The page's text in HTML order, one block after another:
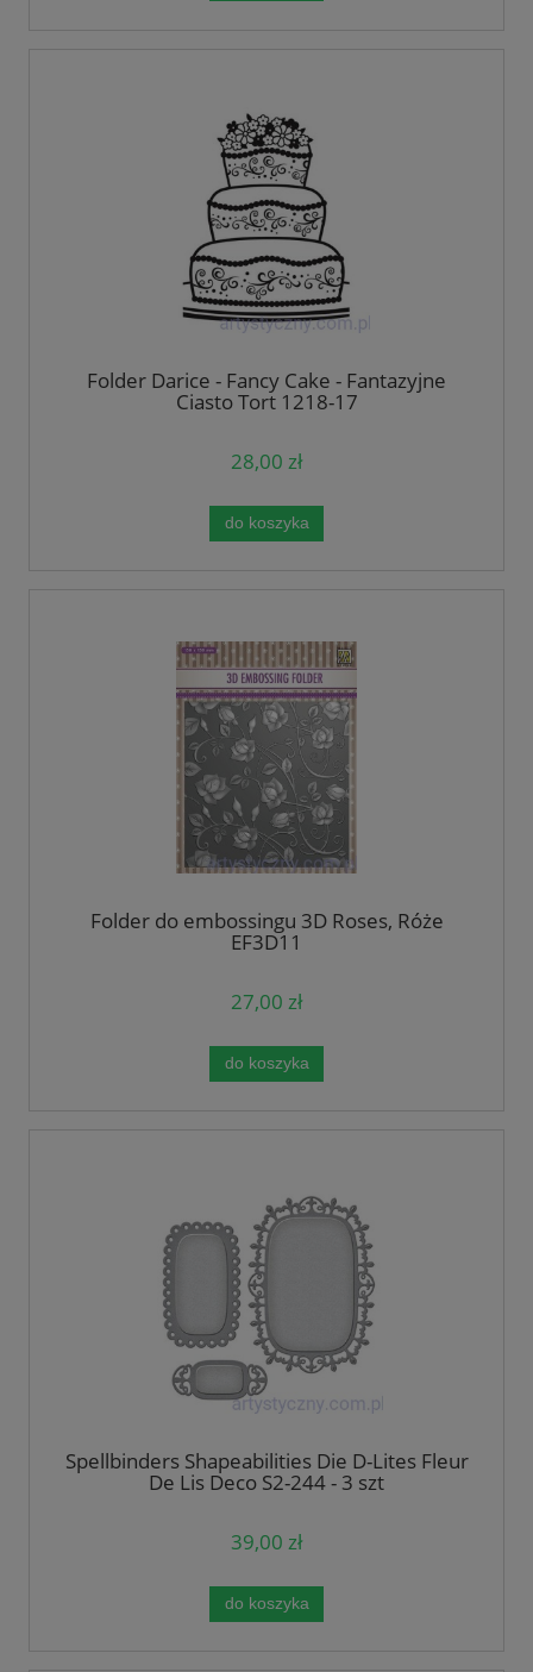
Folder Darice - Fancy Cake - Fantazyjne
Ciasto Tort 1218-17
28,00 zł
do koszyka
Folder do embossingu 3D Roses, Róże
EF3D11
27,00 zł
do koszyka
Spellbinders Shapeabilities Die D-Lites Fleur
De Lis Deco S2-244 - 3 szt
39,00 zł
do koszyka